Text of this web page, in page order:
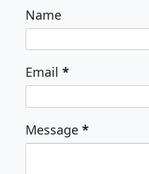
Name
Email *
Message *